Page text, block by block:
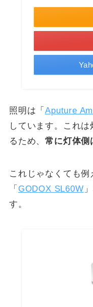
照明は「Aputure
しています。これ
るため、常に灯体側
これじゃなくても
「 GODOX SL60W
す。